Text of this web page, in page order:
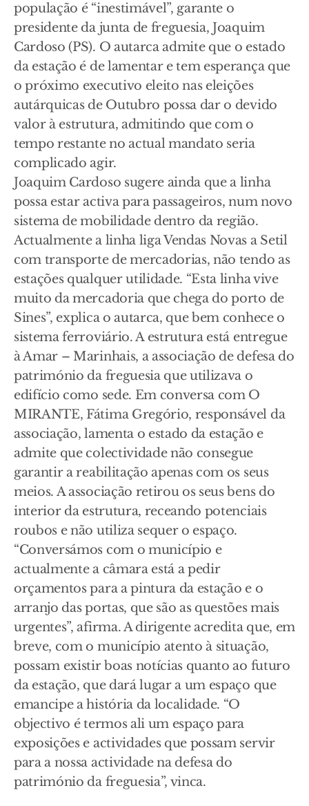
população é “inestimável”, garante o
presidente da junta de freguesia, Joaquim
Cardoso (PS). O autarca admite que o estado
da estação é de lamentar e tem esperança que
o próximo executivo eleito nas eleições
autárquicas de Outubro possa dar o devido
valor à estrutura, admitindo que com o
tempo restante no actual mandato seria
complicado agir.
Joaquim Cardoso sugere ainda que a linha
possa estar activa para passageiros, num novo
sistema de mobilidade dentro da região.
Actualmente a linha liga Vendas Novas a Setil
com transporte de mercadorias, não tendo as
estações qualquer utilidade. “Esta linha vive
muito da mercadoria que chega do porto de
Sines”, explica o autarca, que bem conhece o
sistema ferroviário. A estrutura está entregue
à Amar – Marinhais, a associação de defesa do
património da freguesia que utilizava o
edifício como sede. Em conversa com O
MIRANTE, Fátima Gregório, responsável da
associação, lamenta o estado da estação e
admite que colectividade não consegue
garantir a reabilitação apenas com os seus
meios. A associação retirou os seus bens do
interior da estrutura, receando potenciais
roubos e não utiliza sequer o espaço.
“Conversámos com o município e
actualmente a câmara está a pedir
orçamentos para a pintura da estação e o
arranjo das portas, que são as questões mais
urgentes”, afirma. A dirigente acredita que, em
breve, com o município atento à situação,
possam existir boas notícias quanto ao futuro
da estação, que dará lugar a um espaço que
emancipe a história da localidade. “O
objectivo é termos ali um espaço para
exposições e actividades que possam servir
para a nossa actividade na defesa do
património da freguesia”, vinca.